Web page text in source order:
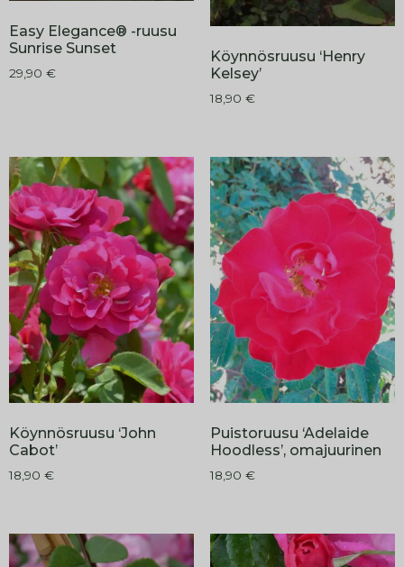
Easy Elegance® -ruusu
Sunrise Sunset
29,90 €
Köynnösruusu ‘Henry
Kelsey’
18,90 €
Köynnösruusu ‘John
Cabot’
18,90 €
Puistoruusu ‘Adelaide
Hoodless’, omajuurinen
18,90 €